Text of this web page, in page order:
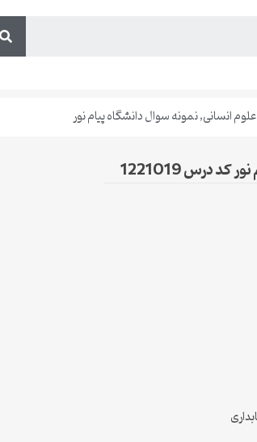
علوم انسانی,نمونه سوال دانشگاه پیام نور